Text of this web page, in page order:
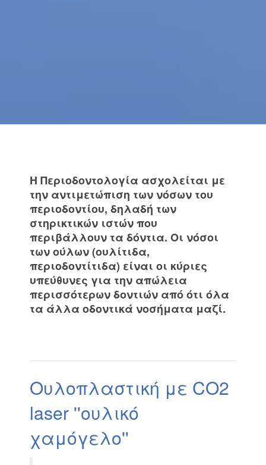
Η Περιοδοντολογία ασχολείται με
την αντιμετώπιση των νόσων του
περιοδοντίου, δηλαδή των
στηρικτικών ιστών που
περιβάλλουν τα δόντια. Οι νόσοι
των ούλων (ουλίτιδα,
περιοδοντίτιδα) είναι οι κύριες
υπεύθυνες για την απώλεια
περισσότερων δοντιών από ότι όλα
τα άλλα οδοντικά νοσήματα μαζί.
Ουλοπλαστική με CO2
laser ''ουλικό
χαμόγελο''